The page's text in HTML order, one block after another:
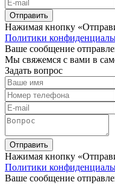
Отправить
Нажимая кнопку
Политики
Ваше сообщение
Мы свяжемся с вами в
Задать вопрос
Отправить
Нажимая кнопку
Политики
Ваше сообщение